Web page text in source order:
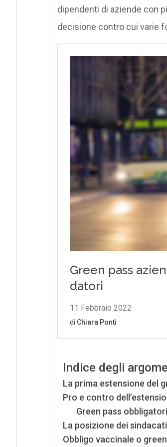
dipendenti di aziende con
decisione contro cui varie
Indice degli
La prima estensione del
Pro e contro
Green pass
La posizione dei
Obbligo vaccinale o